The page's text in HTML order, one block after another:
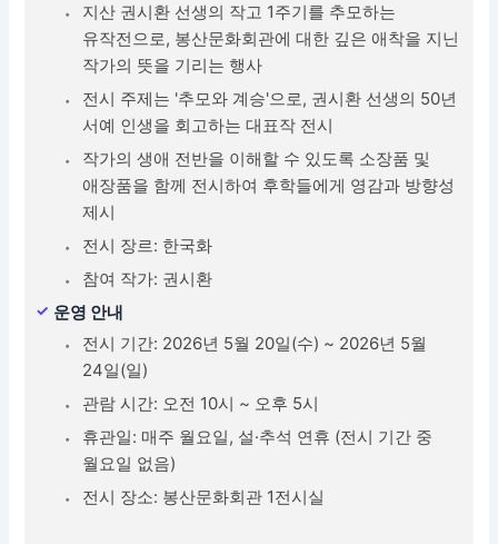
지산 권시환 선생의 작고 1주기를 추모하는
유작전으로, 봉산문화회관에 대한 깊은 애착을 지닌
작가의 뜻을 기리는 행사
전시 주제는 '추모와 계승'으로, 권시환 선생의 50년
서예 인생을 회고하는 대표작 전시
작가의 생애 전반을 이해할 수 있도록 소장품 및
애장품을 함께 전시하여 후학들에게 영감과 방향성
제시
전시 장르: 한국화
참여 작가: 권시환
운영 안내
전시 기간: 2026년 5월 20일(수) ~ 2026년 5월
24일(일)
관람 시간: 오전 10시 ~ 오후 5시
휴관일: 매주 월요일, 설·추석 연휴 (전시 기간 중
월요일 없음)
전시 장소: 봉산문화회관 1전시실